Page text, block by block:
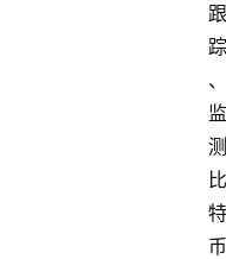
跟
踪
、
监
测
比
特
币